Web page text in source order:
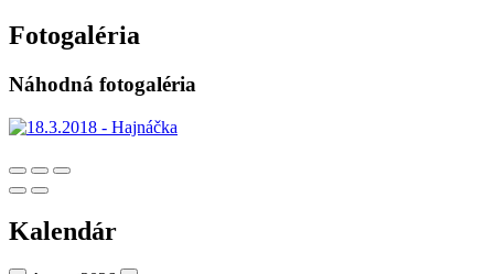
Fotogaléria
Náhodná fotogaléria
Kalendár